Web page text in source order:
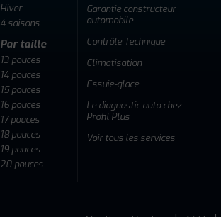
Hiver
4 saisons
Par taille
13 pouces
14 pouces
15 pouces
16 pouces
17 pouces
18 pouces
19 pouces
20 pouces
Garantie constructeur
automobile
Contrôle Technique
Climatisation
Essuie-glace
Le diagnostic auto chez
Profil Plus
Voir tous les services